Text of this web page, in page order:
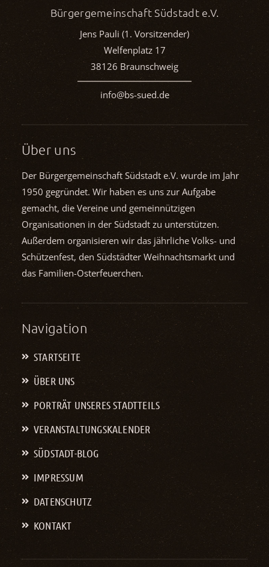
Bürgergemeinschaft Südstadt e.V.
Jens Pauli (1. Vorsitzender)
Welfenplatz 17
38126 Braunschweig
info@bs-sued.de
Über uns
Der Bürgergemeinschaft Südstadt e.V. wurde im Jahr
1950 gegründet. Wir haben es uns zur Aufgabe
gemacht, die Vereine und gemein­nützigen
Organisationen in der Südstadt zu unterstützen.
Außerdem organisieren wir das jährliche Volks- und
Schützenfest, den Südstädter Weihnachts­markt und
das Familien-Osterfeuerchen.
Navigation
STARTSEITE
ÜBER UNS
PORTRÄT UNSERES STADTTEILS
VERANSTALTUNGS­KALENDER
SÜDSTADT-BLOG
IMPRESSUM
DATENSCHUTZ
KONTAKT